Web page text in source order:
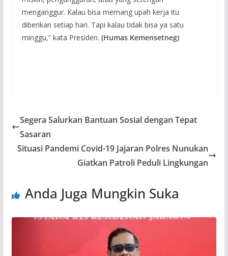
menganggur. Kalau bisa memang upah kerja itu
diberikan setiap hari. Tapi kalau tidak bisa ya satu
minggu,” kata Presiden. (Humas Kemensetneg)
Segera Salurkan Bantuan Sosial dengan Tepat
Sasaran
Situasi Pandemi Covid-19 Jajaran Polres Nunukan
Giatkan Patroli Peduli Lingkungan
Anda Juga Mungkin Suka